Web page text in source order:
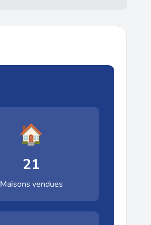
🏠
21
Maisons vendues